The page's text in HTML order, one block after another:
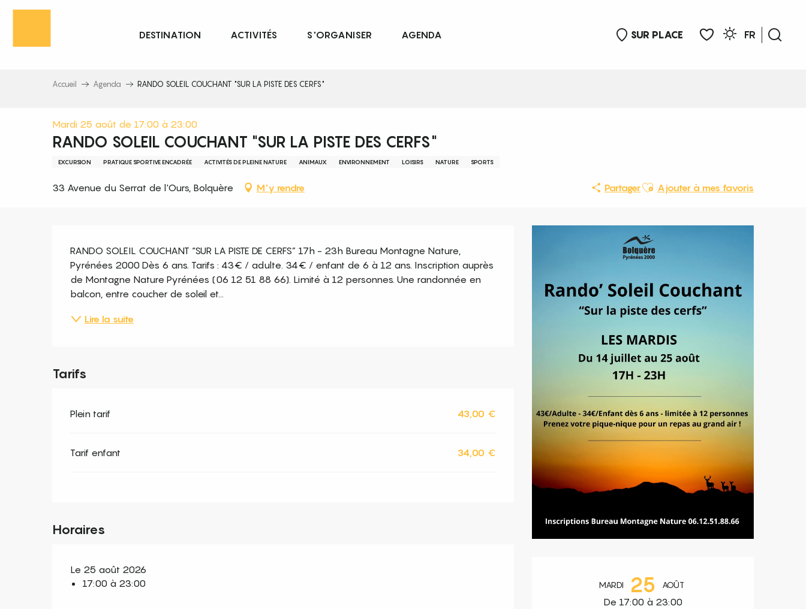
Aller
principal
SUR PLACE
FR
DESTINATION ACTIVITÉS S'ORGANISER AGENDA
Accueil Agenda RANDO SOLEIL COUCHANT "SUR LA PISTE DES CERFS"
Mardi 25 août de 17:00 à 23:00
RANDO SOLEIL COUCHANT "SUR LA PISTE DES CERFS"
EXCURSION PRATIQUE SPORTIVE ENCADRÉE ACTIVITÉS DE PLEINE NATURE ANIMAUX ENVIRONNEMENT LOISIRS NATURE SPORTS
33 Avenue du Serrat de l'Ours, Bolquère M'y rendre PartagerAjouter aux favoris
Ajouter à mes favoris
Ouverture et coordonnées
MARDI 25 AOÛT
De 17:00 à 23:00
RANDO SOLEIL COUCHANT “SUR LA PISTE DE CERFS” 17h - 23h Bureau Montagne Nature,
Pyrénées 2000 Dès 6 ans. Tarifs : 43€ / adulte. 34€ / enfant de 6 à 12 ans. Inscription auprès
de Montagne Nature Pyrénées (06 12 51 88 66). Limité à 12 personnes. Une randonnée en
balcon, entre coucher de soleil et...
Lire la suite
Tarifs
Plein tarif 43,00 €
Tarif enfant 34,00 €
Horaires
Le 25 août 2026
17:00 à 23:00